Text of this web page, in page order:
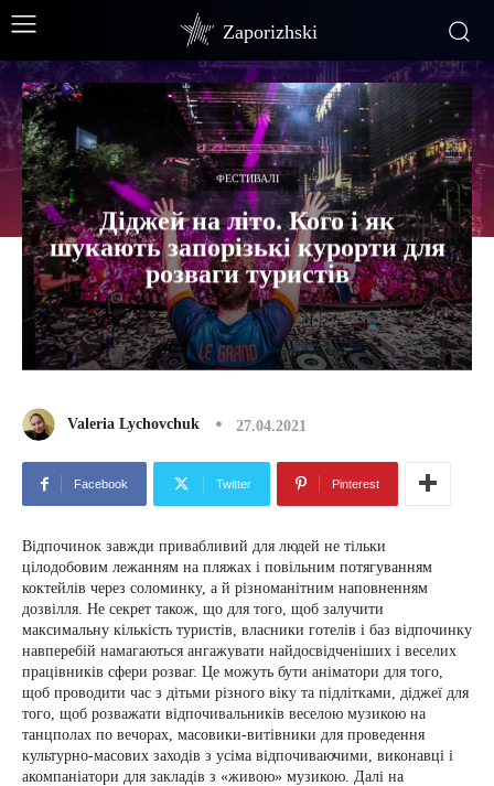
Zaporizhski
ФЕСТИВАЛІ
Діджей на літо. Кого і як
шукають запорізькі курорти для
розваги туристів
Valeria Lychovchuk 27.04.2021
Facebook Twitter Pinterest
Відпочинок завжди привабливий для людей не тільки
цілодобовим лежанням на пляжах і повільним потягуванням
коктейлів через соломинку, а й різноманітним наповненням
дозвілля. Не секрет також, що для того, щоб залучити
максимальну кількість туристів, власники готелів і баз відпочинку
навперебій намагаються ангажувати найдосвідченіших і веселих
працівників сфери розваг. Це можуть бути аніматори для того,
щоб проводити час з дітьми різного віку та підлітками, діджеї для
того, щоб розважати відпочивальників веселою музикою на
танцполах по вечорах, масовики-витівники для проведення
культурно-масових заходів з усіма відпочиваючими, виконавці і
акомпаніатори для закладів з «живою» музикою. Далі на